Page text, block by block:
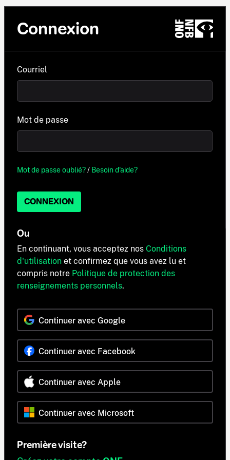
Connexion
Courriel
Mot de passe
Mot de passe oublié?/ Besoin d'aide?
CONNEXION
Ou
En continuant, vous acceptez nos Conditions
d'utilisation et confirmez que vous avez lu et
compris notre Politique de protection des
renseignements personnels.
Continuer avec Google
Continuer avec Facebook
Continuer avec Apple
Continuer avec Microsoft
Première visite?